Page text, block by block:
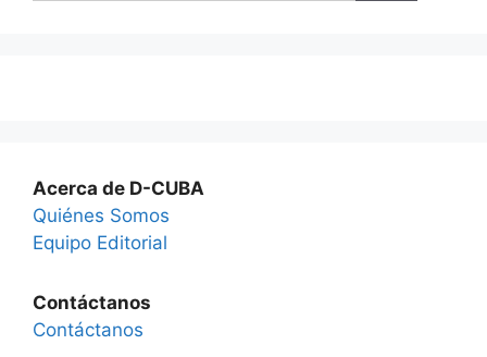
Acerca de D-CUBA
Quiénes Somos
Equipo Editorial
Contáctanos
Contáctanos